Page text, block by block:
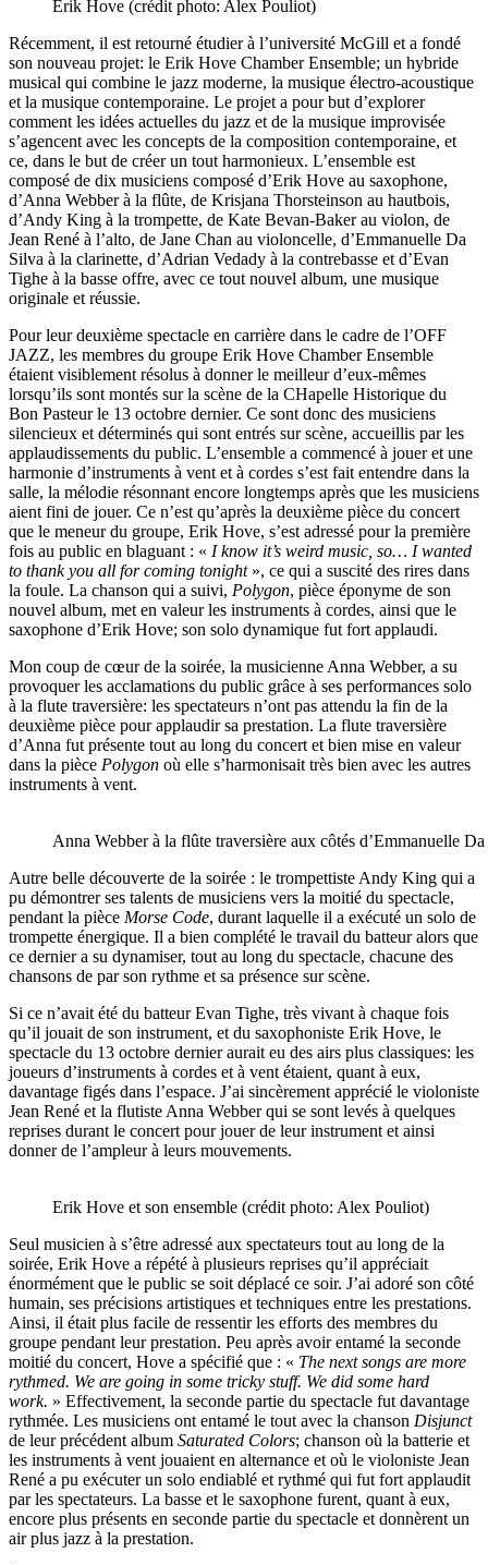
Erik Hove (crédit photo: Alex Pouliot)
Récemment, il est retourné étudier à l’université McGill et a fondé
son nouveau projet: le Erik Hove Chamber Ensemble; un hybride
musical qui combine le jazz moderne, la musique électro-acoustique
et la musique contemporaine. Le projet a pour but d’explorer
comment les idées actuelles du jazz et de la musique improvisée
s’agencent avec les concepts de la composition contemporaine, et
ce, dans le but de créer un tout harmonieux. L’ensemble est
composé de dix musiciens composé d’Erik Hove au saxophone,
d’Anna Webber à la flûte, de Krisjana Thorsteinson au hautbois,
d’Andy King à la trompette, de Kate Bevan-Baker au violon, de
Jean René à l’alto, de Jane Chan au violoncelle, d’Emmanuelle Da
Silva à la clarinette, d’Adrian Vedady à la contrebasse et d’Evan
Tighe à la basse offre, avec ce tout nouvel album, une musique
originale et réussie.
Pour leur deuxième spectacle en carrière dans le cadre de l’OFF
JAZZ, les membres du groupe Erik Hove Chamber Ensemble
étaient visiblement résolus à donner le meilleur d’eux-mêmes
lorsqu’ils sont montés sur la scène de la CHapelle Historique du
Bon Pasteur le 13 octobre dernier. Ce sont donc des musiciens
silencieux et déterminés qui sont entrés sur scène, accueillis par les
applaudissements du public. L’ensemble a commencé à jouer et une
harmonie d’instruments à vent et à cordes s’est fait entendre dans la
salle, la mélodie résonnant encore longtemps après que les musiciens
aient fini de jouer. Ce n’est qu’après la deuxième pièce du concert
que le meneur du groupe, Erik Hove, s’est adressé pour la première
fois au public en blaguant : « I know it’s weird music, so… I wanted
to thank you all for coming tonight », ce qui a suscité des rires dans
la foule. La chanson qui a suivi, Polygon, pièce éponyme de son
nouvel album, met en valeur les instruments à cordes, ainsi que le
saxophone d’Erik Hove; son solo dynamique fut fort applaudi.
Mon coup de cœur de la soirée, la musicienne Anna Webber, a su
provoquer les acclamations du public grâce à ses performances solo
à la flute traversière: les spectateurs n’ont pas attendu la fin de la
deuxième pièce pour applaudir sa prestation. La flute traversière
d’Anna fut présente tout au long du concert et bien mise en valeur
dans la pièce Polygon où elle s’harmonisait très bien avec les autres
instruments à vent.
Anna Webber à la flûte traversière aux côtés d’Emmanuelle
Autre belle découverte de la soirée : le trompettiste Andy King qui a
pu démontrer ses talents de musiciens vers la moitié du spectacle,
pendant la pièce Morse Code, durant laquelle il a exécuté un solo de
trompette énergique. Il a bien complété le travail du batteur alors que
ce dernier a su dynamiser, tout au long du spectacle, chacune des
chansons de par son rythme et sa présence sur scène.
Si ce n’avait été du batteur Evan Tighe, très vivant à chaque fois
qu’il jouait de son instrument, et du saxophoniste Erik Hove, le
spectacle du 13 octobre dernier aurait eu des airs plus classiques: les
joueurs d’instruments à cordes et à vent étaient, quant à eux,
davantage figés dans l’espace. J’ai sincèrement apprécié le violoniste
Jean René et la flutiste Anna Webber qui se sont levés à quelques
reprises durant le concert pour jouer de leur instrument et ainsi
donner de l’ampleur à leurs mouvements.
Erik Hove et son ensemble (crédit photo: Alex Pouliot)
Seul musicien à s’être adressé aux spectateurs tout au long de la
soirée, Erik Hove a répété à plusieurs reprises qu’il appréciait
énormément que le public se soit déplacé ce soir. J’ai adoré son côté
humain, ses précisions artistiques et techniques entre les prestations.
Ainsi, il était plus facile de ressentir les efforts des membres du
groupe pendant leur prestation. Peu après avoir entamé la seconde
moitié du concert, Hove a spécifié que : « The next songs are more
rythmed. We are going in some tricky stuff. We did some hard
work. » Effectivement, la seconde partie du spectacle fut davantage
rythmée. Les musiciens ont entamé le tout avec la chanson Disjunct
de leur précédent album Saturated Colors; chanson où la batterie et
les instruments à vent jouaient en alternance et où le violoniste Jean
René a pu exécuter un solo endiablé et rythmé qui fut fort applaudit
par les spectateurs. La basse et le saxophone furent, quant à eux,
encore plus présents en seconde partie du spectacle et donnèrent un
air plus jazz à la prestation.